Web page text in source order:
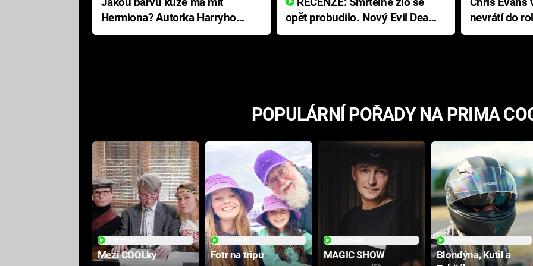
Hermiona? Autorka Harryho
Pottera přišla s ráznou
opět probudilo. Nový Evil Dead
přichází s neodolatelnou
nevrátí do
Ameriky
POPULÁRNÍ POŘADY NA PRIMA
Mezi COOLky Fotr na tripu MAGIC SHOW
Blondýna, Kutil a